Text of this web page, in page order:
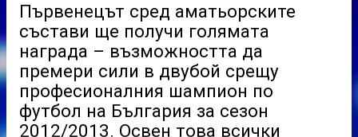
Първенецът сред аматьорските
състави ще получи голямата
награда – възможността да
премери сили в двубой срещу
професионалния шампион по
футбол на България за сезон
2012/2013. Освен това всички